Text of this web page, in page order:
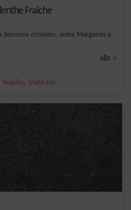
Fraîche
boissons estivales, notre Margarita à
4
tequila, triple sec